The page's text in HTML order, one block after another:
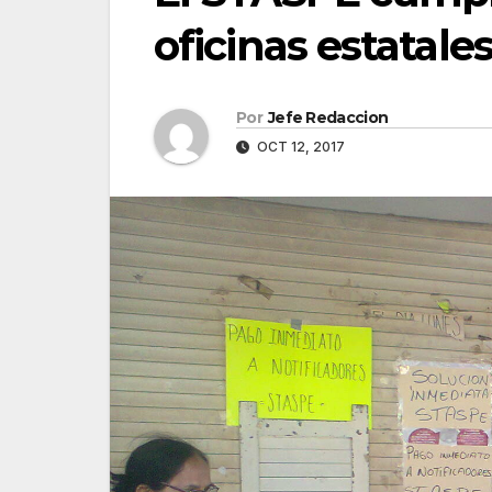
oficinas estatales
Por Jefe Redaccion
OCT 12, 2017